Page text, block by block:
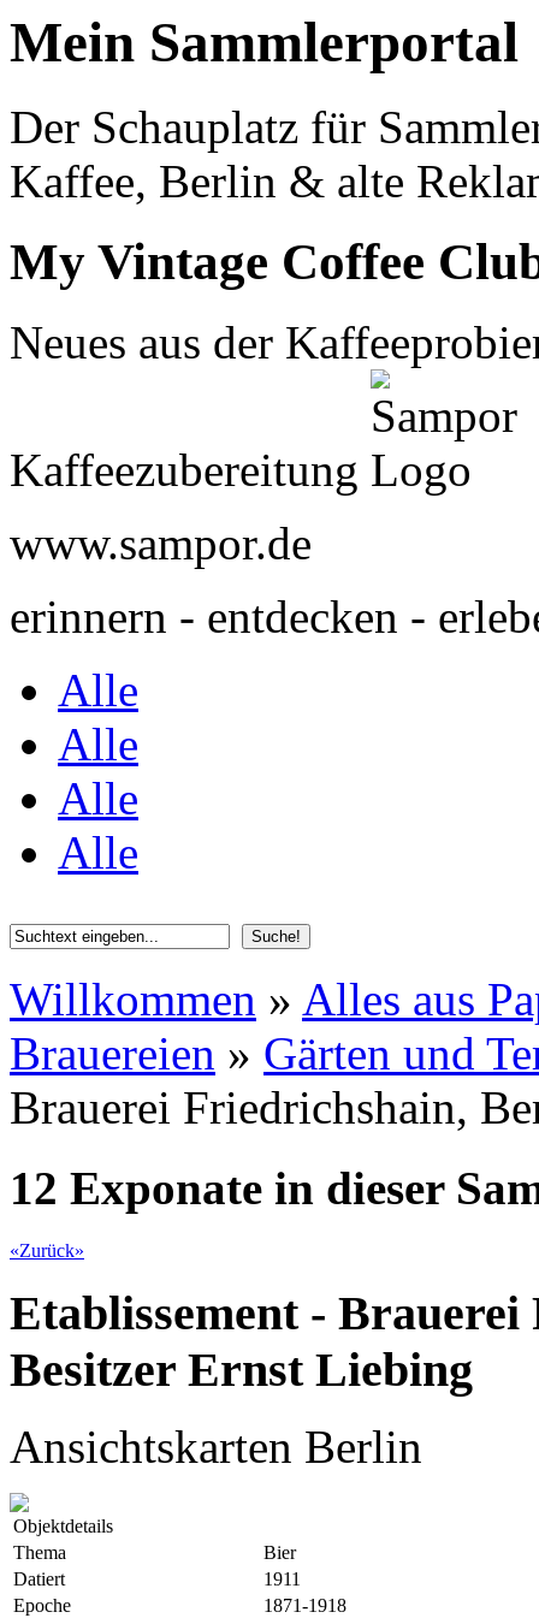
Mein Sammlerportal
Der Schauplatz für
Kaffee, Berlin & alte
My Vintage Coffee
Neues aus der
Kaffeezubereitung
www.sampor.de
erinnern - entdecken -
Alle
Alle
Alle
Alle
Willkommen » Alles aus
Brauereien » Gärten und
Brauerei Friedrichshain,
12 Exponate in dieser
«Zurück»
Etablissement -
Besitzer Ernst Liebing
Ansichtskarten Berlin
Objektdetails
Thema
Bier
Datiert
1911
Epoche
1871-1918